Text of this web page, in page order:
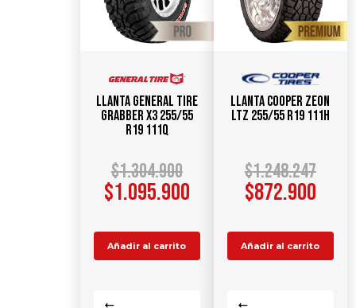
Llanta GENERAL TIRE
GRABBER X3 255/55
R19 111Q
$1.304.900
$1.095.900
Añadir al carrito
Llanta COOPER Zeon
LTZ 255/55 R19 111H
$1.248.247
$872.900
Añadir al carrito